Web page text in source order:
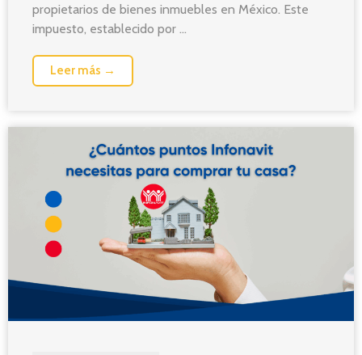
propietarios de bienes inmuebles en México. Este
impuesto, establecido por ...
Leer más →